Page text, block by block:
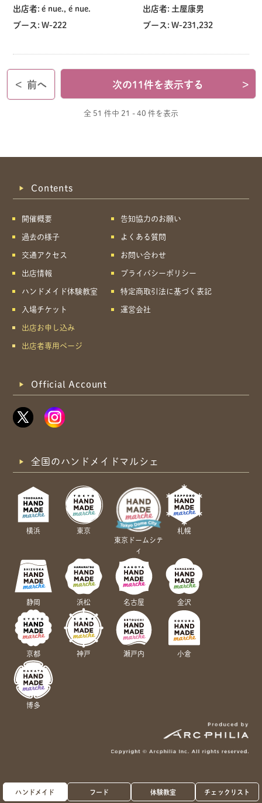
ハンドメイド フード 体験教室 チェックリスト
出店者: é nue., é nue.
ブース: W-222
出店者: 土屋康男
ブース: W-231,232
< 前へ 次の11件を表示する >
全 51 件中 21 - 40 件を表示
Contents
開催概要
過去の様子
交通アクセス
出店情報
ハンドメイド体験教室
入場チケット
出店お申し込み
出店者専用ページ
告知協力のお願い
よくある質問
お問い合わせ
プライバシーポリシー
特定商取引法に基づく表記
運営会社
Official Account
全国のハンドメイドマルシェ
横浜
東京
東京ドームシテ
ィ
札幌
静岡 浜松 名古屋 金沢
京都 神戸 瀬戸内 小倉
博多